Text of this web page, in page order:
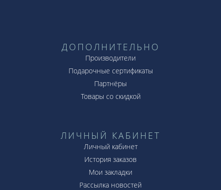
ДОПОЛНИТЕЛЬНО
Производители
Подарочные сертификаты
Партнёры
Товары со скидкой
ЛИЧНЫЙ КАБИНЕТ
Личный кабинет
История заказов
Мои закладки
Рассылка новостей